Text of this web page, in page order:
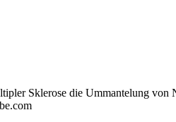
Sklerose die Ummantelung